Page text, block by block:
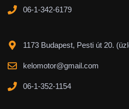
06-1-342-6179
1173 Budapest, Pesti út 20.
kelomotor@gmail.com
06-1-352-1154